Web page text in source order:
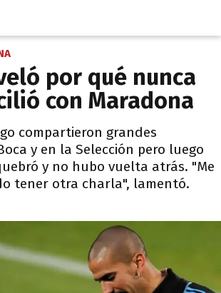
por qué nunca
con Maradona
compartieron grandes
y en la Selección pero luego
y no hubo vuelta atrás. "Me
tener otra charla", lamentó.